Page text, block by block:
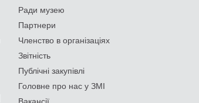
Ради музею
Партнери
Членство в організаціях
Звітність
Публічні закупівлі
Головне про нас у ЗМІ
Вакансії